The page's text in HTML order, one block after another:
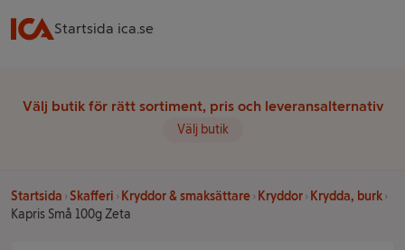
Startsida ica.se
Välj butik för rätt sortiment, pris och leveransalternativ
Välj butik
Startsida Skafferi Kryddor & smaksättare Kryddor
Krydda, burk
Kapris Små 100g Zeta